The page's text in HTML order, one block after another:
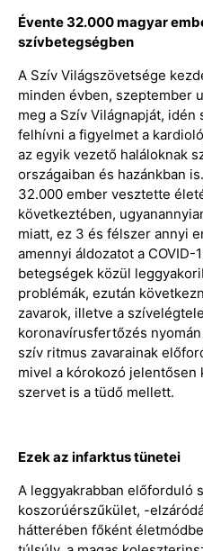
Évente 32.000 magyar
szívbetegségben
A Szív Világszövetsége
minden évben, szeptember
meg a Szív Világnapját,
felhívni a figyelmet a
az egyik vezető haláloknak
országaiban és hazánkban
32.000 ember vesztette
következtében,
miatt, ez 3 és félszer annyi
amennyi áldozatot a COVID-
betegségek közül
problémák, ezután
zavarok, illetve a
koronavírusfertőzés
szív ritmus zavarainak
mivel a kórokozó
szervet is a tüdő mellett.
Ezek az infarktus tünetei
A leggyakrabban előforduló
koszorúérszűkület, -
hátterében főként